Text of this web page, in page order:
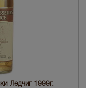
Ледчиг 1999г.